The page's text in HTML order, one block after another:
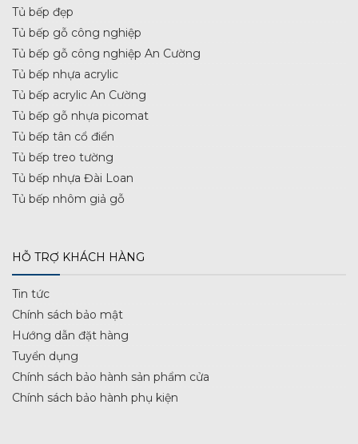
Tủ bếp đẹp
Tủ bếp gỗ công nghiệp
Tủ bếp gỗ công nghiệp An Cường
Tủ bếp nhựa acrylic
Tủ bếp acrylic An Cường
Tủ bếp gỗ nhựa picomat
Tủ bếp tân cổ điển
Tủ bếp treo tường
Tủ bếp nhựa Đài Loan
Tủ bếp nhôm giả gỗ
HỖ TRỢ KHÁCH HÀNG
Tin tức
Chính sách bảo mật
Hướng dẫn đặt hàng
Tuyển dụng
Chính sách bảo hành sản phẩm cửa
Chính sách bảo hành phụ kiện